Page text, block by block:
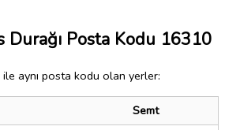
Posta Kodu 16310
aynı posta kodu olan yerler:
Semt